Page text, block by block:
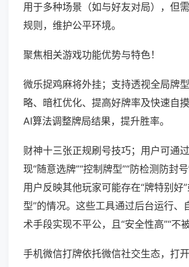
用于多种场景（如与好友对局），但
规则，维护公平环境。
聚焦相关游戏功能优势与特色！
微乐捉鸡麻将外挂；支持透视全局牌
略、暗杠优化、提高好牌率及快速自
AI算法调整牌局结果，提升胜率。
财神十三张正规刷号技巧；用户可通
现“随意选牌”“控制牌型”“防检测防封
用户反映其他玩家可能存在“牌特别好
型”的情况。这些工具通过后台运行、
术手段实现不平公，且“安全性高”“不被
手机微信打牌依托微信社交生态，打